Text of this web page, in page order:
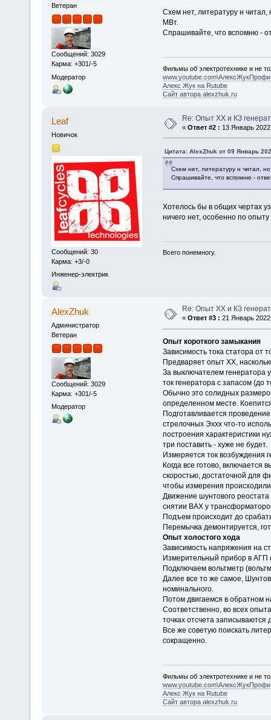
Ветеран
Сообщений: 3029
Карма: +301/-5
Модератор
Схем нет, литературу н
МВт.
Спрашивайте, что вспомню -
Фильмы об электротехнике и не
www.youtube.com\АлексЖукПрофи
Алекс Жук на Rutube
Сайт автора alexzhuk.ru
Leaf
Новичок
Сообщений: 30
Карма: +3/-0
Инженер-электрик
Re: Опыт ХХ и КЗ
« Ответ #2 : 13 Январь
Цитата: AlexZhuk от 09 Январь
Схем нет, литературу н читал,
Спрашивайте, что вспомню -
Хотелось бы в общих чертах
ничего нет, особенно по
Всего понемногу.
AlexZhuk
Администратор
Ветеран
Сообщений: 3029
Карма: +301/-5
Модератор
Re: Опыт ХХ и КЗ
« Ответ #3 : 21 Январь
Опыт короткого замыкания
Зависимость тока статора от
Предваряет опыт ХХ,
За выключателем генератора
ток генератора с запасом (до
Обычно это солидных
определенном месте.
Подготавливается
стрелочных Эххх что-то
построения характеристики
три поставить - хуже не будет.
Измеряется ток возбуждения
Когда все готово,
скоростью, достаточной для
чтобы измерения
Движение шунтового реостата
снятии ВАХ у
Подъем происходит до
Перемычка демонтируется,
Опыт холостого хода
Зависимость напряжения на
Измерительный прибор в АГП
Подключаем вольтметр
Далее все то же самое,
номинального.
Потом двигаемся в обратном
Соответственно, во всех
точках отсчета записываются
Все же советую поискать
сокращенно.
Фильмы об электротехнике и не
www.youtube.com\АлексЖукПрофи
Алекс Жук на Rutube
Сайт автора alexzhuk.ru